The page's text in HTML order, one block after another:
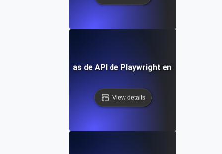
Integrando pruebas de API de Playwright en tu canal de
View details